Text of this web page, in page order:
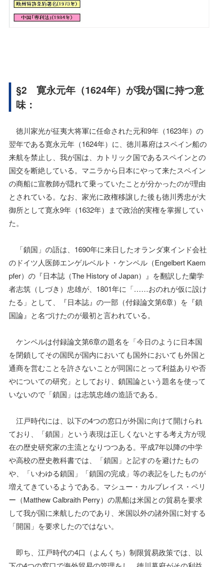
§2 寛永元年（1624年）が我が国に持つ意
味：
徳川家光が征夷大将軍に任命された元和9年（1623年）の
翌年である寛永元年（1624年）に、徳川幕府はスペイン船の
来航を禁止し、我が国は、カトリック国であるスペインとの
国交を断絶している。マニラから日本にやって来たスペイン
の商船に宣教師が隠れて乗っていたことが分かったのが理由
とされている。なお、家光に政権移譲した後も徳川秀忠が大
御所として寛永9年（1632年）まで政治的実権を掌握してい
た。
「鎖国」の語は、1690年に来日したオランダ東インド会社
のドイツ人医師エンゲルベルト・ケンペル（Engelbert Kaem
pfer）の『日本誌（The History of Japan）』を翻訳した蘭学
者志筑（しづき）忠雄が、1801年に「……おのれが仮に設け
たる」として、『日本誌』の一部（付録論文第6章）を『鎖
国論』と名づけたのが最初と言われている。
ケンペルは付録論文第6章の題名を「今日のように日本国
を閉鎖してその国民が国内においても国外においても外国と
通商を営むことを許さないことが同国にとって利益ありや否
やについての研究」としており、鎖国論という題名を使って
いないので「鎖国」は志筑忠雄の造語である。
江戸時代には、以下の4つの窓口が外国に向けて開けられ
ており、「鎖国」という表現は正しくないとする考え方が現
在の歴史研究家の主流となりつつある。平成7年以降の中学
や高校の歴史教科書では、「鎖国」と記すのを避けたもの
や、「いわゆる鎖国」「鎖国の完成」等の表記をしたものが
増えてきているようである。マシュー・カルブレイス・ペリ
ー（Matthew Calbraith Perry）の黒船は米国との貿易を要求
して我が国に来航したのであり、米国以外の諸外国に対する
「開国」を要求したのではない。
即ち、江戸時代の4口（よんくち）制限貿易政策では、以